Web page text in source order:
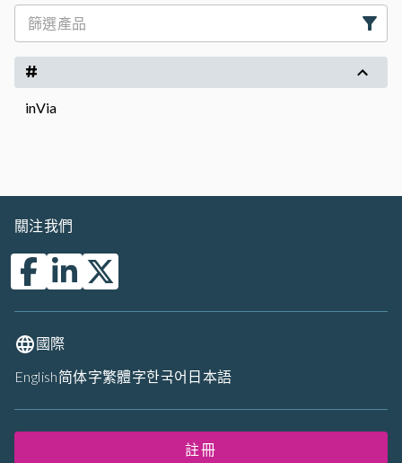
#
inVia
關注我們
國際
English简体字繁體字한국어 日本語
註冊